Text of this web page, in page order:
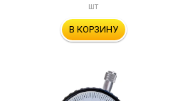
шт
В КОРЗИНУ